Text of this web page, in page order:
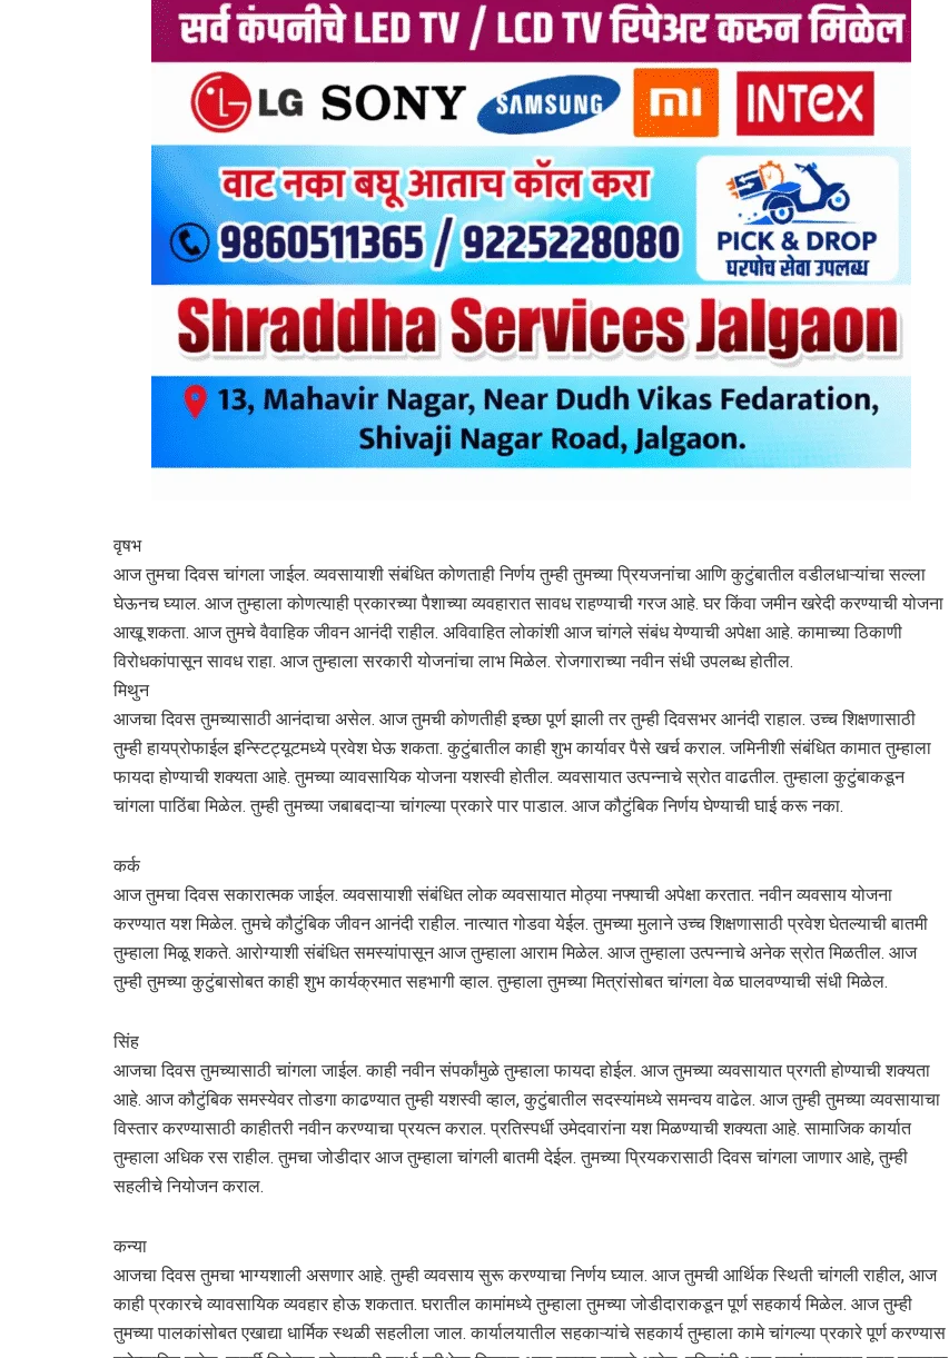
वृषभ
आज तुमचा दिवस चांगला जाईल. व्यवसायाशी संबंधित कोणताही निर्णय तुम्ही तुमच्या प्रियजनांचा आणि कुटुंबातील वडीलधाऱ्यांचा सल्ला
घेऊनच घ्याल. आज तुम्हाला कोणत्याही प्रकारच्या पैशाच्या व्यवहारात सावध राहण्याची गरज आहे. घर किंवा जमीन खरेदी करण्याची योजना
आखू शकता. आज तुमचे वैवाहिक जीवन आनंदी राहील. अविवाहित लोकांशी आज चांगले संबंध येण्याची अपेक्षा आहे. कामाच्या ठिकाणी
विरोधकांपासून सावध राहा. आज तुम्हाला सरकारी योजनांचा लाभ मिळेल. रोजगाराच्या नवीन संधी उपलब्ध होतील.
मिथुन
आजचा दिवस तुमच्यासाठी आनंदाचा असेल. आज तुमची कोणतीही इच्छा पूर्ण झाली तर तुम्ही दिवसभर आनंदी राहाल. उच्च शिक्षणासाठी
तुम्ही हायप्रोफाईल इन्स्टिट्यूटमध्ये प्रवेश घेऊ शकता. कुटुंबातील काही शुभ कार्यावर पैसे खर्च कराल. जमिनीशी संबंधित कामात तुम्हाला
फायदा होण्याची शक्यता आहे. तुमच्या व्यावसायिक योजना यशस्वी होतील. व्यवसायात उत्पन्नाचे स्रोत वाढतील. तुम्हाला कुटुंबाकडून
चांगला पाठिंबा मिळेल. तुम्ही तुमच्या जबाबदाऱ्या चांगल्या प्रकारे पार पाडाल. आज कौटुंबिक निर्णय घेण्याची घाई करू नका.
कर्क
आज तुमचा दिवस सकारात्मक जाईल. व्यवसायाशी संबंधित लोक व्यवसायात मोठ्या नफ्याची अपेक्षा करतात. नवीन व्यवसाय योजना
करण्यात यश मिळेल. तुमचे कौटुंबिक जीवन आनंदी राहील. नात्यात गोडवा येईल. तुमच्या मुलाने उच्च शिक्षणासाठी प्रवेश घेतल्याची बातमी
तुम्हाला मिळू शकते. आरोग्याशी संबंधित समस्यांपासून आज तुम्हाला आराम मिळेल. आज तुम्हाला उत्पन्नाचे अनेक स्रोत मिळतील. आज
तुम्ही तुमच्या कुटुंबासोबत काही शुभ कार्यक्रमात सहभागी व्हाल. तुम्हाला तुमच्या मित्रांसोबत चांगला वेळ घालवण्याची संधी मिळेल.
सिंह
आजचा दिवस तुमच्यासाठी चांगला जाईल. काही नवीन संपर्कांमुळे तुम्हाला फायदा होईल. आज तुमच्या व्यवसायात प्रगती होण्याची शक्यता
आहे. आज कौटुंबिक समस्येवर तोडगा काढण्यात तुम्ही यशस्वी व्हाल, कुटुंबातील सदस्यांमध्ये समन्वय वाढेल. आज तुम्ही तुमच्या व्यवसायाचा
विस्तार करण्यासाठी काहीतरी नवीन करण्याचा प्रयत्न कराल. प्रतिस्पर्धी उमेदवारांना यश मिळण्याची शक्यता आहे. सामाजिक कार्यात
तुम्हाला अधिक रस राहील. तुमचा जोडीदार आज तुम्हाला चांगली बातमी देईल. तुमच्या प्रियकरासाठी दिवस चांगला जाणार आहे, तुम्ही
सहलीचे नियोजन कराल.
कन्या
आजचा दिवस तुमचा भाग्यशाली असणार आहे. तुम्ही व्यवसाय सुरू करण्याचा निर्णय घ्याल. आज तुमची आर्थिक स्थिती चांगली राहील, आज
काही प्रकारचे व्यावसायिक व्यवहार होऊ शकतात. घरातील कामांमध्ये तुम्हाला तुमच्या जोडीदाराकडून पूर्ण सहकार्य मिळेल. आज तुम्ही
तुमच्या पालकांसोबत एखाद्या धार्मिक स्थळी सहलीला जाल. कार्यालयातील सहकाऱ्यांचे सहकार्य तुम्हाला कामे चांगल्या प्रकारे पूर्ण करण्यास